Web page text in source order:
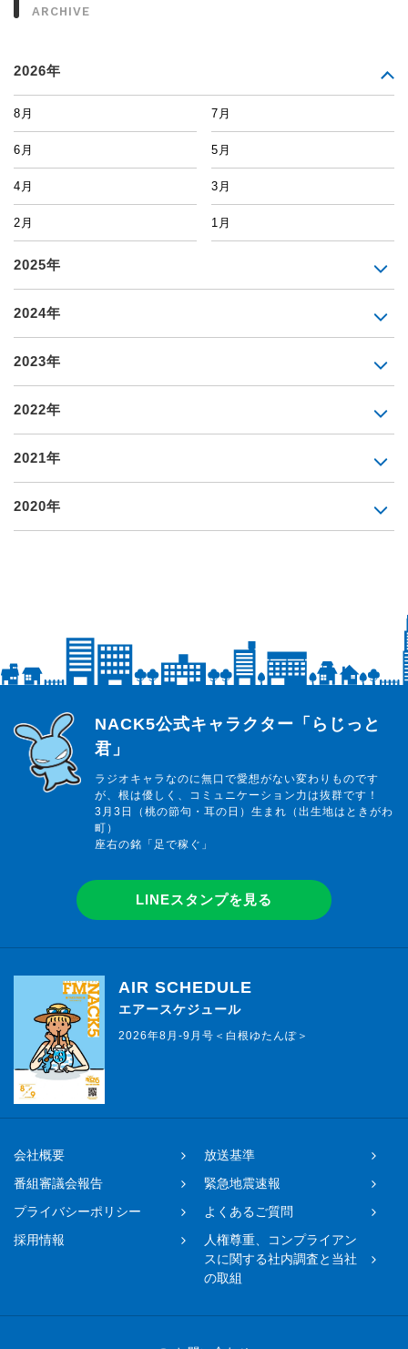
ARCHIVE
2026年
8月 7月
6月 5月
4月 3月
2月 1月
2025年
2024年
2023年
2022年
2021年
2020年
らじっと君
NACK5公式キャラクター「らじっと
君」
ラジオキャラなのに無口で愛想がない変わりものです
が、根は優しく、コミュニケーション力は抜群です！
3月3日（桃の節句・耳の日）生まれ（出生地はときがわ
町）
座右の銘「足で稼ぐ」
LINEスタンプを見る
AIR SCHEDULE
エアースケジュール
2026年8月-9月号＜白根ゆたんぽ＞
会社概要
放送基準
番組審議会報告
緊急地震速報
プライバシーポリシー
よくあるご質問
採用情報
人権尊重、コンプライアン
スに関する社内調査と当社
の取組